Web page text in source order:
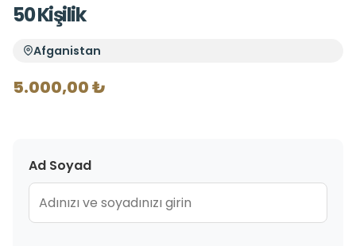
50 Kişilik
Afganistan
5.000,00 ₺
Ad Soyad